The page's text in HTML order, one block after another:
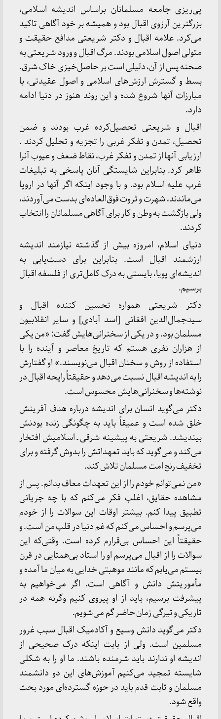
پی‌ریزی جامعه مسلمانان براساس اندیشه اسلامی،
بزرگترین آرزوی اقبال بود و همیشه بر خود آگاهی تاکید
می‌کرد. علامه اقبال و دکتر شریعتی مدافع حقیقت و
متولی اصول اسلامی بودند. مرگ اقبال و ورود شریعتی به
صحنه پس از آن، دلیلی است بر حاصل‌خیزی خاک شرق.
بسط و گسترش ارزش‌های اسلامی و اصول عقیدتی، با
مبارزات آنها شروع شده و این روند هنوز در دنیا ادامه
دارد.
اقبال و شریعتی تحصیل‌کرده غرب بودند و ضمن
تحصیل، تمدن و تفکر غربی را تجزیه و تحلیل کردند .
ارزیابی آنها از تمدن و تفکر غرب، نقاط ضعف و عیوب آنرا
ظاهر کرد. بنابراین شایستگی آنان پاسخی به تبلیغات
غرب علیه اسلام بود. و با وجود اینکه اگر آنها در اروپا
می‌ماندند، شهرت و ثروت فوق‌العاده‌ای بدست می‌آوردند،
ولی بازگشت به وطن و کار برای آگاهی مسلمانان را انتخاب
کردند.
دنیای اسلام، امروزه بیش از گذشته نیازمند اندیشه
ارزشمند اقبال است. بنابراین برای دست‌یابی به
اندیشه‌ای پویا، بایستی به درک کامل‌تری از فلسفه اقبال
برسیم.
دکتر شریعتی همواره تحسین کننده اقبال و
سیدجمال‌الدین افغانی [اسد آبادی] و سایر انقلابیون
مسلمان بود. و در یکی از سخنرانی‌هایش گفت: «من یکی
از هزاران نفری هستم که تاریخ معاصر و آینده را با
استفاده از روش و سخنان اقبال می‌نویسند.» او گفتارش
را به اندیشه اقبال نسبت می‌دهد و حقیقتاً رایحه اقبال در
نوشته‌ها و سخنرانی‌هایش محسوس است.
دکتر می‌گوید انسان برای اندیشه درباره هدف آفرینش
خلق شده است و عمیقاً باید به چگونگی زنده بودنش
بیندیشد. شریعتی به پیشینه شرقی ـ اسلامیش افتخار
می‌کند و می‌گوید که باید تعهداتش را بدوش گرفته و برای
تخفیف رنج امت مسلمان تلاش کند.
«من نمی‌توانم خودم را از این تعهدات معاف بدانم. پس از
مشاهده حقایق، اغلب فکر می‌کنم که با چه جریانی
تطبیق پیدا کنم. بیشتر اوقات این سوالات را از خودم
می‌پرسم و احساس می‌کنم که غم دنیا در قلب من است. و
حقیقتاً این احساس بی‌قرارم کرده است. وقتی‌که این
سوالات را از اقبال می‌پرسم او را استاد بی‌همتایی در قرن
بیستم می‌یابم که مانند موهبتی خدایی به میان ما آمده و
مأموریتش دانش و آگاهی است. اگر می‌خواهیم به
پیشرفت برسیم، باید از او پیروی کنیم وگرنه همه در
تاریکی و تیرگی زمان حاضر گم می‌شویم.
دکتر می‌گوید دانش وسیع و آکادمیک اقبال سبب غرور
مسلمین است. ولی از بابت اینکه درک صحیحی از
اندیشه او ندارند باید شرمنده باشند. ما او را به شکلی
شایسته تمجید می‌کنیم آموزش‌های این دو دانشمند
مسلمان و ثابت قدم باید در حوزه گسترده‌ای مورد بحث
واقع شود.